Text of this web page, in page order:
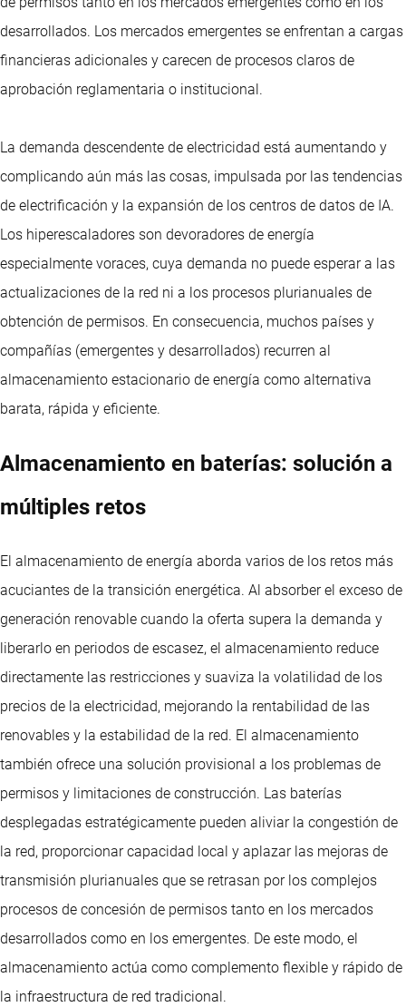
desarrollados. Los mercados emergentes se enfrentan a cargas
financieras adicionales y carecen de procesos claros de
aprobación reglamentaria o institucional.
La demanda descendente de electricidad está aumentando y
complicando aún más las cosas, impulsada por las tendencias
de electrificación y la expansión de los centros de datos de IA.
Los hiperescaladores son devoradores de energía
especialmente voraces, cuya demanda no puede esperar a las
actualizaciones de la red ni a los procesos plurianuales de
obtención de permisos. En consecuencia, muchos países y
compañías (emergentes y desarrollados) recurren al
almacenamiento estacionario de energía como alternativa
barata, rápida y eficiente.
Almacenamiento en baterías: solución a
múltiples retos
El almacenamiento de energía aborda varios de los retos más
acuciantes de la transición energética. Al absorber el exceso de
generación renovable cuando la oferta supera la demanda y
liberarlo en periodos de escasez, el almacenamiento reduce
directamente las restricciones y suaviza la volatilidad de los
precios de la electricidad, mejorando la rentabilidad de las
renovables y la estabilidad de la red. El almacenamiento
también ofrece una solución provisional a los problemas de
permisos y limitaciones de construcción. Las baterías
desplegadas estratégicamente pueden aliviar la congestión de
la red, proporcionar capacidad local y aplazar las mejoras de
transmisión plurianuales que se retrasan por los complejos
procesos de concesión de permisos tanto en los mercados
desarrollados como en los emergentes. De este modo, el
almacenamiento actúa como complemento flexible y rápido de
la infraestructura de red tradicional.